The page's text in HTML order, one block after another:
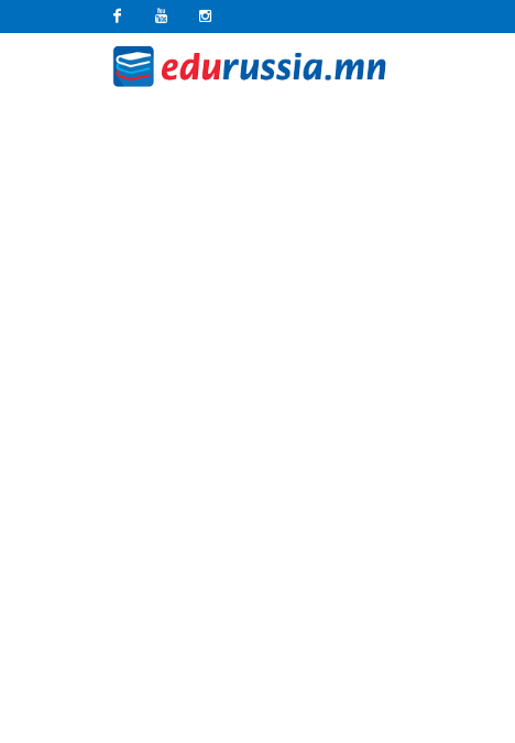
FacebookYoutubeInstagram